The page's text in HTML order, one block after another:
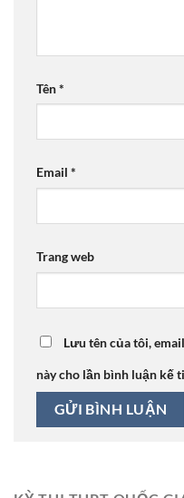
Tên*
Email *
Trang web
Lưu tên của tôi,
này cho lần bình luận kế